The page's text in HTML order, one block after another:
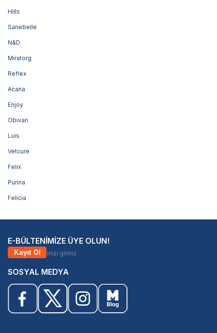
Hills
Sanebelle
N&D
Miratorg
Reflex
Acana
Enjoy
Obivan
Luis
Vetcure
Felix
Purina
Felicia
E-BÜLTENİMİZE ÜYE OLUN!
Kayıt Ol
SOSYAL MEDYA